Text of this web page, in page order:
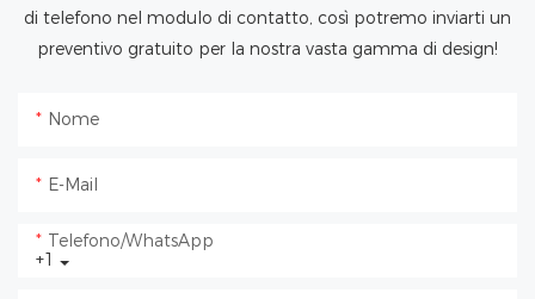
di telefono nel modulo di contatto, così potremo inviarti un
preventivo gratuito per la nostra vasta gamma di design!
Nome
E-Mail
+1
Telefono/WhatsApp